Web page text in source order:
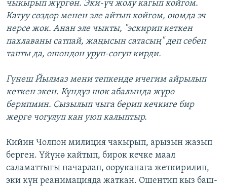
чыкырып жүргөн. Эки-үч жолу кагып койгом.
Катуу сөздөр менен эле айтып койгом, оюмда эч
нерсе жок. Анан эле чыкты, "эскирип кеткен
пахлаваны сатпай, жаңысын сатасың" деп себеп
тапты да, ошондон уруп-согуп кирди.
Гүнеш Йылмаз мени тепкенде ичегим айрылып
кеткен экен. Күндүз шок абалында жүрө
берипмин. Сызылып чыга берип кечкиге бир
жерге чогулуп кан уюп калыптыр.
Кийин Чолпон милиция чакырып, арызын жазып
берген. Үйүнө кайтып, бирок кечке маал
саламаттыгы начарлап, ооруканага жеткирилип,
эки күн реанимацияда жаткан. Ошентип кыз баш-